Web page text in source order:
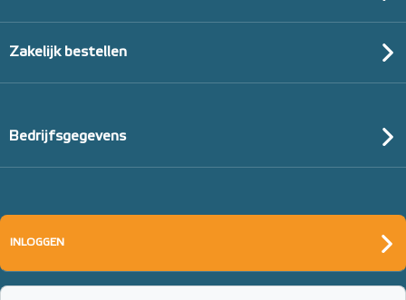
Zakelijk bestellen
Bedrijfsgegevens
INLOGGEN